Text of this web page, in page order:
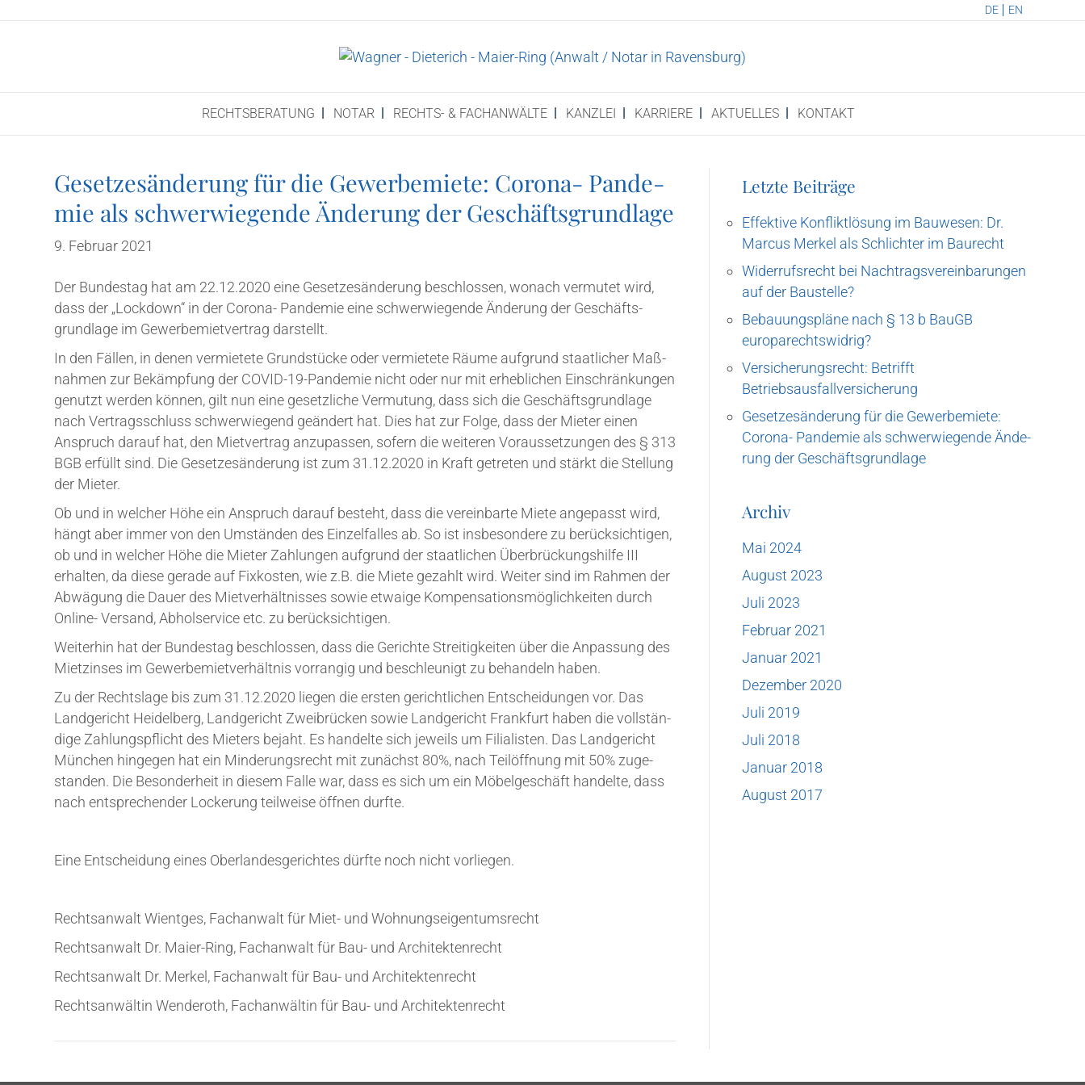
DE EN
RECHTS­BE­RA­TUNG NOTAR RECHTS- & FACHANWÄLTE KANZ­LEI KAR­RIE­RE AKTU­EL­LES KON­TAKT
Geset­zes­än­de­rung für die Gewer­be­mie­te: Coro­na- Pan­de­
mie als schwer­wie­gen­de Ände­rung der Geschäftsgrundlage
9. Februar 2021
Der Bun­des­tag hat am 22.12.2020 eine Geset­zes­än­de­rung beschlos­sen, wonach ver­mu­tet wird,
dass der „Lock­down“ in der Coro­na- Pan­de­mie eine schwer­wie­gen­de Ände­rung der Geschäfts­
grund­la­ge im Gewer­be­miet­ver­trag darstellt.
In den Fäl­len, in denen ver­mie­te­te Grund­stü­cke oder ver­mie­te­te Räu­me auf­grund staat­li­cher Maß­
nah­men zur Bekämp­fung der COVID-19-Pan­de­mie nicht oder nur mit erheb­li­chen Ein­schrän­kun­gen
genutzt wer­den kön­nen, gilt nun eine gesetz­li­che Ver­mu­tung, dass sich die Geschäfts­grund­la­ge
nach Ver­trags­schluss schwer­wie­gend geän­dert hat. Dies hat zur Fol­ge, dass der Mie­ter einen
Anspruch dar­auf hat, den Miet­ver­trag anzu­pas­sen, sofern die wei­te­ren Vor­aus­set­zun­gen des § 313
BGB erfüllt sind. Die Geset­zes­än­de­rung ist zum 31.12.2020 in Kraft getre­ten und stärkt die Stel­lung
der Mieter.
Ob und in wel­cher Höhe ein Anspruch dar­auf besteht, dass die ver­ein­bar­te Mie­te ange­passt wird,
hängt aber immer von den Umstän­den des Ein­zel­fal­les ab. So ist ins­be­son­de­re zu berück­sich­ti­gen,
ob und in wel­cher Höhe die Mie­ter Zah­lun­gen auf­grund der staat­li­chen Über­brü­ckungs­hil­fe III
erhal­ten, da die­se gera­de auf Fix­kos­ten, wie z.B. die Mie­te gezahlt wird. Wei­ter sind im Rah­men der
Abwä­gung die Dau­er des Miet­ver­hält­nis­ses sowie etwa­ige Kom­pen­sa­ti­ons­mög­lich­kei­ten durch
Online- Ver­sand, Abhol­ser­vice etc. zu berücksichtigen.
Wei­ter­hin hat der Bun­des­tag beschlos­sen, dass die Gerich­te Strei­tig­kei­ten über die Anpas­sung des
Miet­zin­ses im Gewer­be­miet­ver­hält­nis vor­ran­gig und beschleu­nigt zu behan­deln haben.
Zu der Rechts­la­ge bis zum 31.12.2020 lie­gen die ers­ten gericht­li­chen Ent­schei­dun­gen vor. Das
Land­ge­richt Hei­del­berg, Land­ge­richt Zwei­brü­cken sowie Land­ge­richt Frank­furt haben die voll­stän­
di­ge Zah­lungs­pflicht des Mie­ters bejaht. Es han­del­te sich jeweils um Filia­lis­ten. Das Land­ge­richt
Mün­chen hin­ge­gen hat ein Min­de­rungs­recht mit zunächst 80%, nach Tei­l­öff­nung mit 50% zuge­
stan­den. Die Beson­der­heit in die­sem Fal­le war, dass es sich um ein Möbel­ge­schäft han­del­te, dass
nach ent­spre­chen­der Locke­rung teil­wei­se öff­nen durfte.
Eine Ent­schei­dung eines Ober­lan­des­ge­rich­tes dürf­te noch nicht vorliegen.
Rechts­an­walt Wient­ges, Fach­an­walt für Miet- und Wohnungseigentumsrecht
Rechts­an­walt Dr. Mai­er-Ring, Fach­an­walt für Bau- und Architektenrecht
Rechts­an­walt Dr. Mer­kel, Fach­an­walt für Bau- und Architektenrecht
Rechts­an­wäl­tin Wen­de­roth, Fach­an­wäl­tin für Bau- und Architektenrecht
Letz­te Beiträge
Effek­ti­ve Kon­flikt­lö­sung im Bau­we­sen: Dr.
Mar­cus Mer­kel als Schlich­ter im Baurecht
Wider­rufs­recht bei Nach­trags­ver­ein­ba­run­gen
auf der Baustelle?
Bebau­ungs­plä­ne nach § 13 b BauGB
europarechtswidrig?
Ver­si­che­rungs­recht: Betrifft
Betriebsausfallversicherung
Geset­zes­än­de­rung für die Gewer­be­mie­te:
Coro­na- Pan­de­mie als schwer­wie­gen­de Ände­
rung der Geschäftsgrundlage
Archiv
Mai 2024
August 2023
Juli 2023
Februar 2021
Januar 2021
Dezember 2020
Juli 2019
Juli 2018
Januar 2018
August 2017